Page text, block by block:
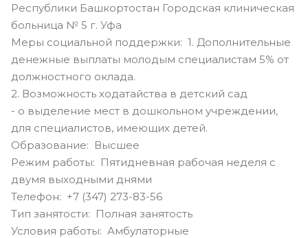
Республики Башкортостан Городская клиническая
больница № 5 г. Уфа
Меры социальной поддержки: 1. Дополнительные
денежные выплаты молодым специалистам 5% от
должностного оклада.
2. Возможность ходатайства в детский сад
- о выделение мест в дошкольном учреждении,
для специалистов, имеющих детей.
Образование: Высшее
Режим работы: Пятидневная рабочая неделя с
двумя выходными днями
Телефон: +7 (347) 273-83-56
Тип занятости: Полная занятость
Условия работы: Амбулаторные